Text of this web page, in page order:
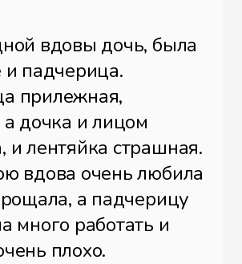
вдовы дочь, была
падчерица.
прилежная,
а дочка и лицом
и лентяйка страшная.
вдова очень любила
а падчерицу
много работать и
плохо.